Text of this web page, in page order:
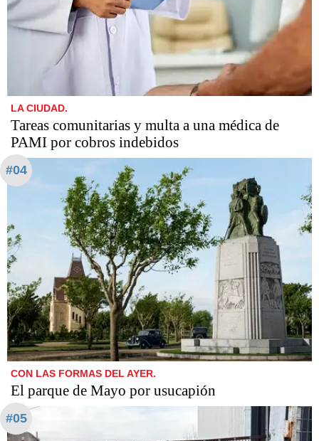
LA CIUDAD.
Tareas comunitarias y multa a una médica de
PAMI por cobros indebidos
#04
CON LAS FORMAS DEL AYER.
El parque de Mayo por usucapión
#05